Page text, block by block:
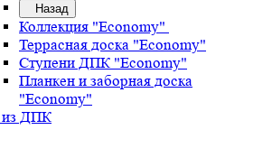
Назад
Коллекция "Economy"
Террасная доска "Economy"
Ступени ДПК "Economy"
Планкен и заборная доска
"Economy"
ДПК